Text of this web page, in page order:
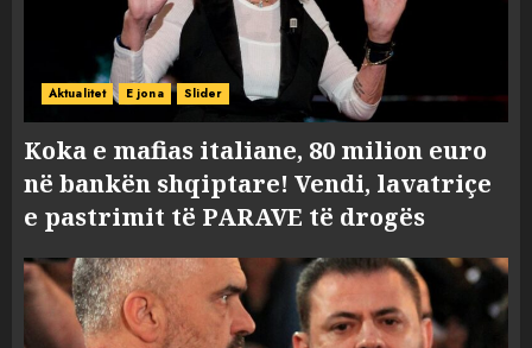
Aktualitet E jona Slider
Koka e mafias italiane, 80 milion euro
në bankën shqiptare! Vendi, lavatriçe
e pastrimit të PARAVE të drogës